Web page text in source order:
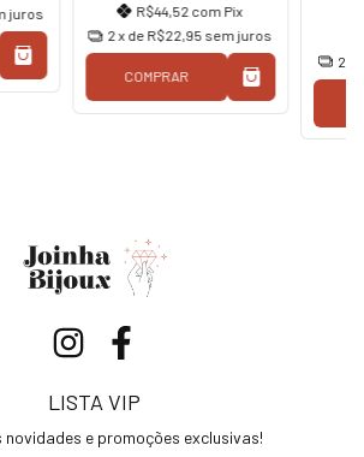
juros R$44,52 com Pix
2 x de R$22,95 sem juros
COMPRAR
2
LISTA VIP
novidades e promoções exclusivas!